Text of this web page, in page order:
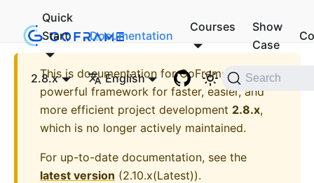
Quick
Start
Documentation
Courses
Show
Case
2.8.x English Search
This is documentation forGoFrame - A
powerful framework for faster, easier, and
more efficient project development 2.8.x,
which is no longer actively maintained.
For up-to-date documentation, see the
latest version (2.10.x(Latest)).